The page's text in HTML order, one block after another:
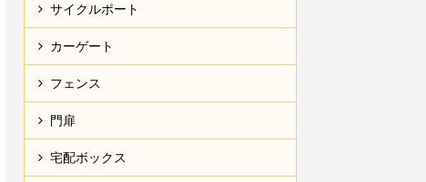
サイクルポート
カーゲート
フェンス
門扉
宅配ボックス